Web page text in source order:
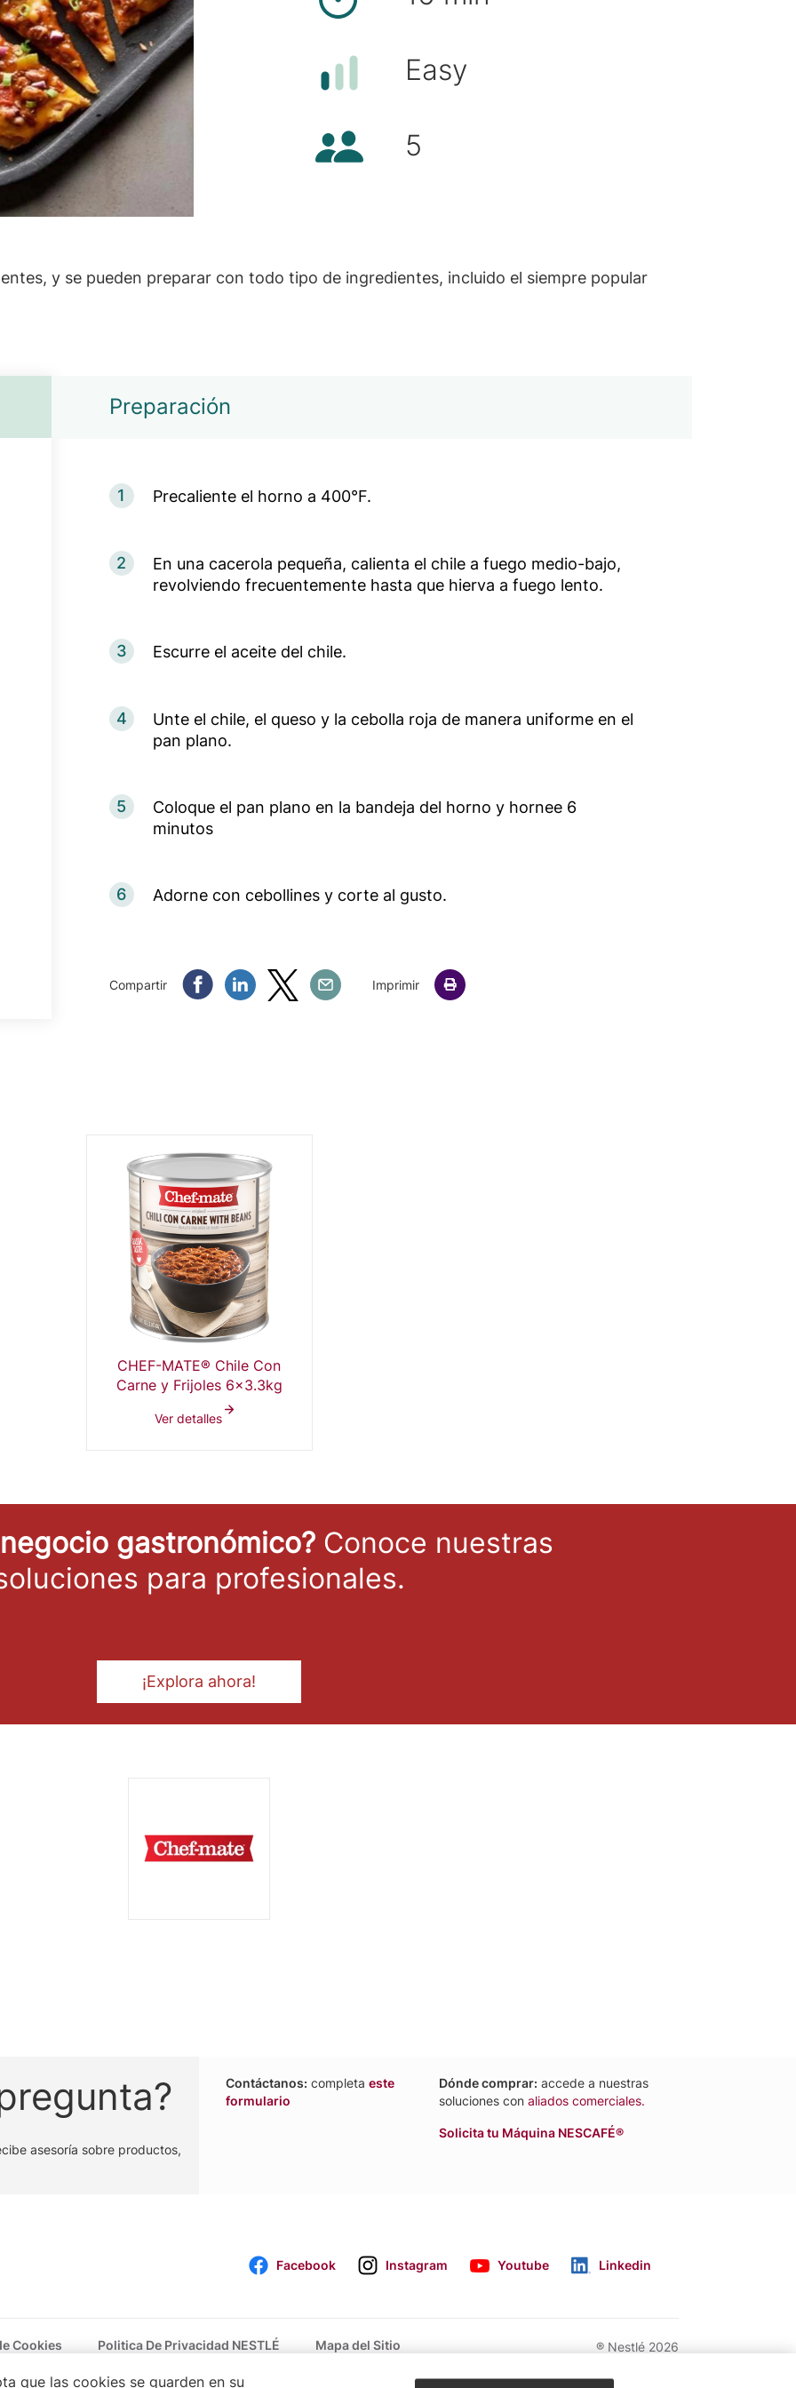
Dificultad
Easy
Cantidad de porciones
5
y se pueden preparar con todo tipo de ingredientes, incluido el siempre popular
Preparación
1 Precaliente el horno a 400°F.
2
En una cacerola pequeña, calienta el chile a fuego medio-bajo,
revolviendo frecuentemente hasta que hierva a fuego lento.
3 Escurre el aceite del chile.
4
Unte el chile, el queso y la cebolla roja de manera uniforme en el
pan plano.
5
Coloque el pan plano en la bandeja del horno y hornee 6
minutos
6 Adorne con cebollines y corte al gusto.
Compartir Compartir Facebook
Compartir Linkedin
Compartir Twitter
Compartir Email
Imprimir
CHEF-MATE® Chile Con
Carne y Frijoles 6x3.3kg
Ver detalles
gastronómico? Conoce nuestras
para profesionales.
¡Explora ahora!
asesoría sobre productos,
Contáctanos: completa este
formulario
Dónde comprar: accede a nuestras
soluciones con aliados comerciales.
Solicita tu Máquina NESCAFÉ®
Facebook Instagram Youtube Linkedin
Cookies Politica De Privacidad NESTLÉ Mapa del Sitio ® Nestlé 2026
que las cookies se guarden en su